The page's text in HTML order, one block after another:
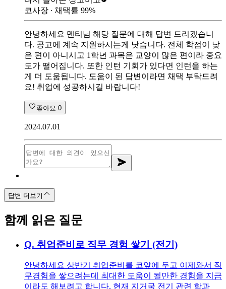
코사장 ∙ 채택률 99%
안녕하세요 멘티님 해당 질문에 대해 답변 드리겠습니
다. 공고에 계속 지원하시는게 낫습니다. 전체 학점이 낮
은 편이 아니시고 1학년 과목은 교양이 많은 편이라 중요
도가 떨어집니다. 또한 인턴 기회가 있다면 인턴을 하는
게 더 도움됩니다. 도움이 된 답변이라면 채택 부탁드려
요! 취업에 성공하시길 바랍니다!
좋아요 0
2024.07.01
답변 더보기
함께 읽은 질문
Q. 취업준비로 직무 경험 쌓기 (전기)
안녕하세요 상반기 취업준비를 코앞에 두고 이제와서 직
무경험을 쌓으려는데 최대한 도움이 될만한 경험을 지금
이라도 해보려고 합니다. 현재 지거국 전기 관련 학과